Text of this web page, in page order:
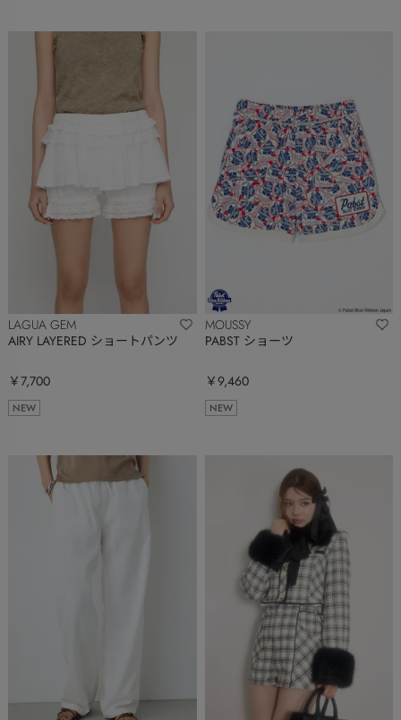
LAGUA GEM
AIRY LAYERED ショートパンツ
￥7,700
NEW
MOUSSY
PABST ショーツ
￥9,460
NEW